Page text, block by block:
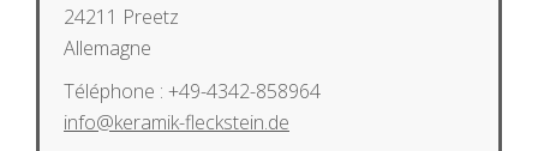
24211 Preetz
Allemagne
Téléphone : +49-4342-858964
info@keramik-fleckstein.de